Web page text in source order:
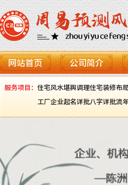
网站首页 公司简介
服务项目： 住宅风水堪舆调理住宅装修布
工厂企业起名详批八字详批流